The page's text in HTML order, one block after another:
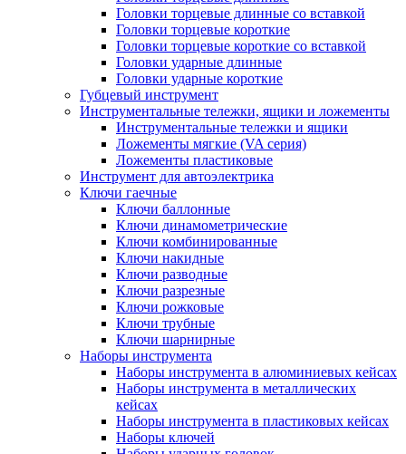
Головки торцевые длинные со вставкой
Головки торцевые короткие
Головки торцевые короткие со вставкой
Головки ударные длинные
Головки ударные короткие
Губцевый инструмент
Инструментальные тележки, ящики и ложементы
Инструментальные тележки и ящики
Ложементы мягкие (VA серия)
Ложементы пластиковые
Инструмент для автоэлектрика
Ключи гаечные
Ключи баллонные
Ключи динамометрические
Ключи комбинированные
Ключи накидные
Ключи разводные
Ключи разрезные
Ключи рожковые
Ключи трубные
Ключи шарнирные
Наборы инструмента
Наборы инструмента в алюминиевых кейсах
Наборы инструмента в металлических
кейсах
Наборы инструмента в пластиковых кейсах
Наборы ключей